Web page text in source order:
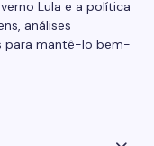
Lula e a política
análises
para mantê-lo bem-